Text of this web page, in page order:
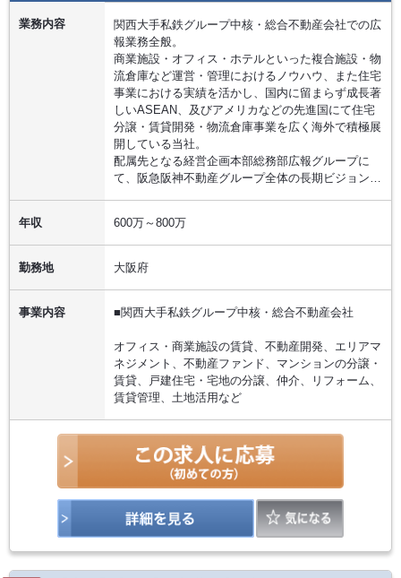
業務内容
関西大手私鉄グループ中核・総合不動産会社での広
報業務全般。
商業施設・オフィス・ホテルといった複合施設・物
流倉庫など運営・管理におけるノウハウ、また住宅
事業における実績を活かし、国内に留まらず成長著
しいASEAN、及びアメリカなどの先進国にて住宅
分譲・賃貸開発・物流倉庫事業を広く海外で積極展
開している当社。
配属先となる経営企画本部総務部広報グループに
て、阪急阪神不動産グループ全体の長期ビジョン…
年収 600万～800万
勤務地 大阪府
事業内容 ■関西大手私鉄グループ中核・総合不動産会社
オフィス・商業施設の賃貸、不動産開発、エリアマ
ネジメント、不動産ファンド、マンションの分譲・
賃貸、戸建住宅・宅地の分譲、仲介、リフォーム、
賃貸管理、土地活用など